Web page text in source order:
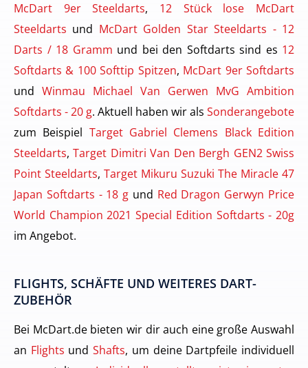
McDart 9er Steeldarts, 12 Stück lose McDart
Steeldarts und McDart Golden Star Steeldarts - 12
Darts / 18 Gramm und bei den Softdarts sind es 12
Softdarts & 100 Softtip Spitzen, McDart 9er Softdarts
und Winmau Michael Van Gerwen MvG Ambition
Softdarts - 20 g. Aktuell haben wir als Sonderangebote
zum Beispiel Target Gabriel Clemens Black Edition
Steeldarts,Target Dimitri Van Den Bergh GEN2 Swiss
Point Steeldarts, Target Mikuru Suzuki The Miracle 47
Japan Softdarts - 18 g und Red Dragon Gerwyn Price
World Champion 2021 Special Edition Softdarts - 20g
im Angebot.
FLIGHTS, SCHÄFTE UND WEITERES DART-
ZUBEHÖR
Bei McDart.de bieten wir dir auch eine große Auswahl
an Flights undShafts, um deine Dartpfeile individuell